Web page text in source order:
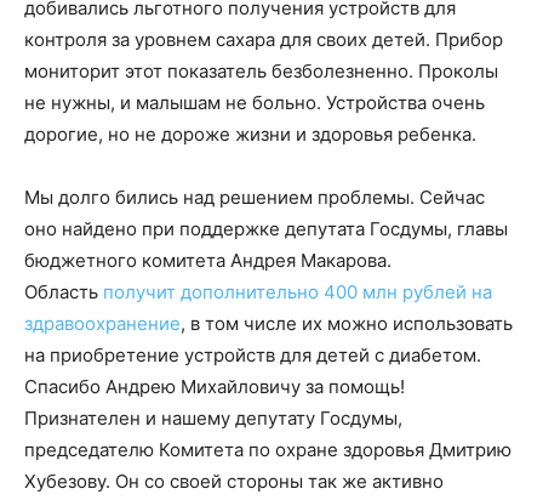
добивались льготного получения устройств для
контроля за уровнем сахара для своих детей. Прибор
мониторит этот показатель безболезненно. Проколы
не нужны, и малышам не больно. Устройства очень
дорогие, но не дороже жизни и здоровья ребенка.
Мы долго бились над решением проблемы. Сейчас
оно найдено при поддержке депутата Госдумы, главы
бюджетного комитета Андрея Макарова.
Область получит дополнительно 400 млн рублей на
здравоохранение, в том числе их можно использовать
на приобретение устройств для детей с диабетом.
Спасибо Андрею Михайловичу за помощь!
Признателен и нашему депутату Госдумы,
председателю Комитета по охране здоровья Дмитрию
Хубезову. Он со своей стороны так же активно